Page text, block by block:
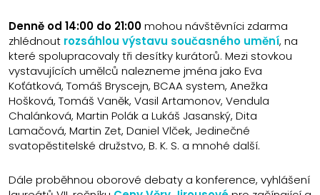
Denně od 14:00 do 21:00mohou návštěvníci zdarma
zhlédnout rozsáhlou výstavu současného umění, na
které spolupracovaly tři desítky kurátorů. Mezi stovkou
vystavujících umělců nalezneme jména jako Eva
Koťátková, Tomáš Bryscejn, BCAA system, Anežka
Hošková, Tomáš Vaněk, Vasil Artamonov, Vendula
Chalánková, Martin Polák a Lukáš Jasanský, Dita
Lamačová, Martin Zet, Daniel Vlček, Jedinečné
svatopěstitelské družstvo, B. K. S. a mnohé další.
Dále proběhnou oborové debaty a konference, vyhlášení